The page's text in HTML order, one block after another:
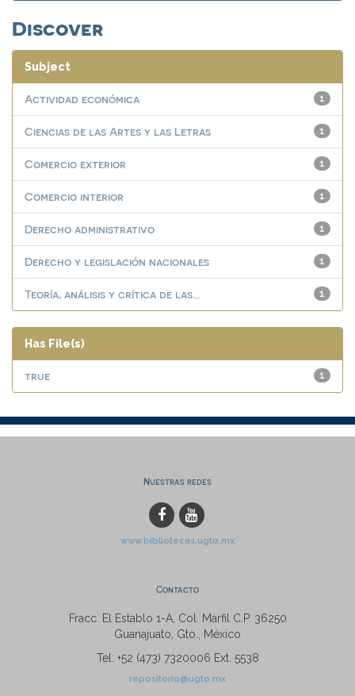
Discover
Subject
1
Actividad económica
1
Ciencias de las Artes y las Letras
1
Comercio exterior
1
Comercio interior
1
Derecho administrativo
1
Derecho y legislación nacionales
1
Teoría, análisis y crítica de las...
Has File(s)
1
true
Nuestras redes
www.bibliotecas.ugto.mx
Contacto
Fracc. El Establo 1-A, Col. Marfil C.P. 36250
Guanajuato, Gto., México
Tel: +52 (473) 7320006 Ext. 5538
repositorio@ugto.mx